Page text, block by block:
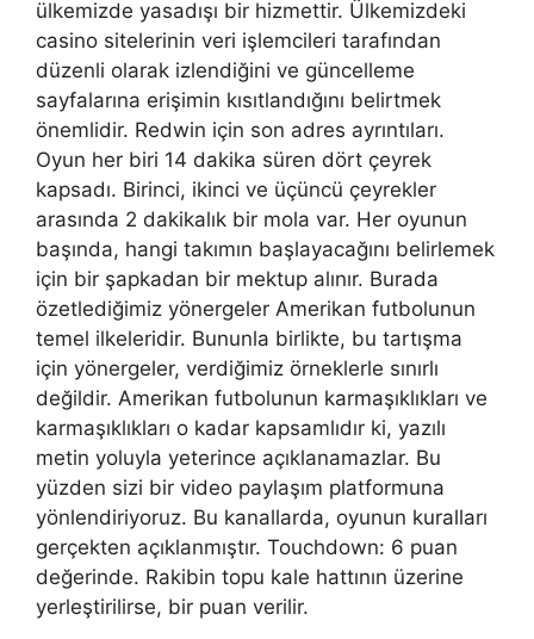
ülkemizde yasadışı bir hizmettir. Ülkemizdeki
casino sitelerinin veri işlemcileri tarafından
düzenli olarak izlendiğini ve güncelleme
sayfalarına erişimin kısıtlandığını belirtmek
önemlidir. Redwin için son adres ayrıntıları.
Oyun her biri 14 dakika süren dört çeyrek
kapsadı. Birinci, ikinci ve üçüncü çeyrekler
arasında 2 dakikalık bir mola var. Her oyunun
başında, hangi takımın başlayacağını belirlemek
için bir şapkadan bir mektup alınır. Burada
özetlediğimiz yönergeler Amerikan futbolunun
temel ilkeleridir. Bununla birlikte, bu tartışma
için yönergeler, verdiğimiz örneklerle sınırlı
değildir. Amerikan futbolunun karmaşıklıkları ve
karmaşıklıkları o kadar kapsamlıdır ki, yazılı
metin yoluyla yeterince açıklanamazlar. Bu
yüzden sizi bir video paylaşım platformuna
yönlendiriyoruz. Bu kanallarda, oyunun kuralları
gerçekten açıklanmıştır. Touchdown: 6 puan
değerinde. Rakibin topu kale hattının üzerine
yerleştirilirse, bir puan verilir.